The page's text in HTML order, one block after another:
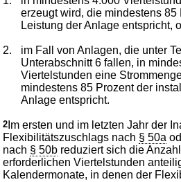
erzeugt wird, die mindestens
Leistung der Anlage entspricht,
2.
im Fall von Anlagen, die unter
Unterabschnitt 6 fallen, in
Viertelstunden eine
mindestens 85 Prozent der
Anlage entspricht.
2 Im ersten und im letzten Jahr der
Flexibilitätszuschlags nach § 50a
nach § 50b reduziert sich die
erforderlichen Viertelstunden
Kalendermonate, in denen der